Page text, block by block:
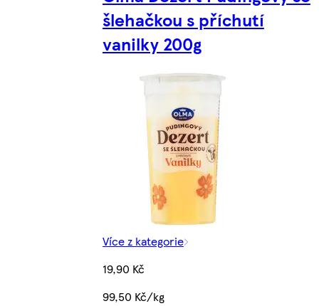
šlehačkou s příchutí
vanilky 200g
Více z kategorie
19,90 Kč
99,50 Kč/kg